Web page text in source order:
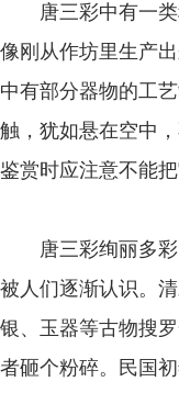
唐三彩中有一类
像刚从作坊里生产
中有部分器物的工
触，犹如悬在空中
鉴赏时应注意不能
唐三彩绚丽多彩
被人们逐渐认识。
银、玉器等古物搜
者砸个粉碎。民国